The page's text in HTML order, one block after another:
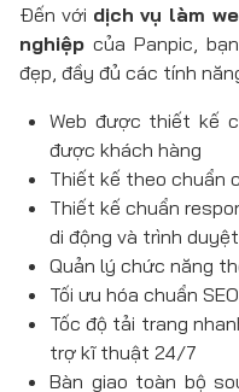
Đến với dịch vụ làm
nghiệp của Panpic,
đẹp, đầy đủ các tính
Web được thiết kế
được khách hàng
Thiết kế theo chuẩn
Thiết kế chuẩn
di động và trình duyệt
Quản lý chức năng
Tối ưu hóa chuẩn
Tốc độ tải trang
trợ kĩ thuật 24/7
Bàn giao toàn bộ